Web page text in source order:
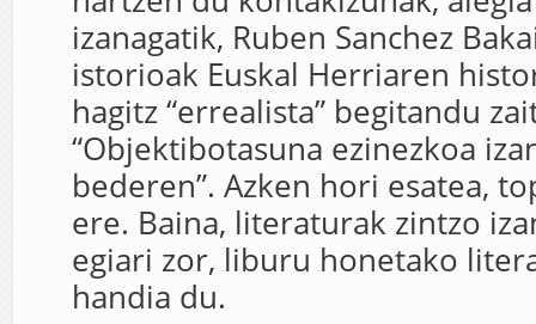
izanagatik, Ruben Sanchez
istorioak Euskal Herriaren
hagitz “errealista” begitandu
“Objektibotasuna ezinezkoa
bederen”. Azken hori esatea,
ere. Baina, literaturak zintzo
egiari zor, liburu honetako
handia du.